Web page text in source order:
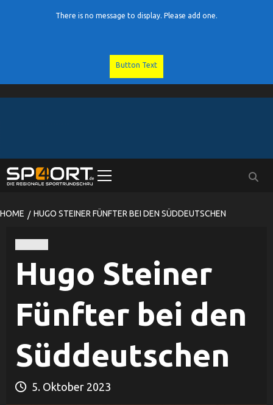
There is no message to display. Please add one.
Button Text
HOME HUGO STEINER FÜNFTER BEI DEN SÜDDEUTSCHEN
Hugo Steiner
Fünfter bei den
Süddeutschen
5. Oktober 2023